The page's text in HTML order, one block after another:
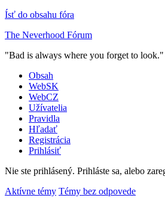
Ísť do obsahu fóra
The Neverhood Fórum
"Bad is always where you forget to
Obsah
WebSK
WebCZ
Užívatelia
Pravidla
Hľadať
Registrácia
Prihlásiť
Nie ste prihlásený. Prihláste sa, alebo
Aktívne témy Témy bez odpovede